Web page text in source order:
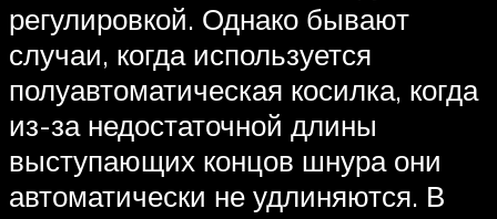
регулировкой. Однако бывают
случаи, когда используется
полуавтоматическая косилка, когда
из-за недостаточной длины
выступающих концов шнура они
автоматически не удлиняются. В